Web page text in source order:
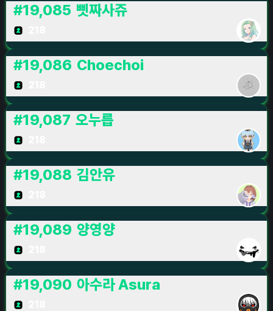
#19,085 삣짜사쥬
#19,086 Choechoi
#19,087 오누릅
#19,088 김안유
#19,089 양영양
#19,090 아수라 Asura